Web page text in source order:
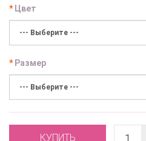
Цвет
Размер
КУПИТЬ